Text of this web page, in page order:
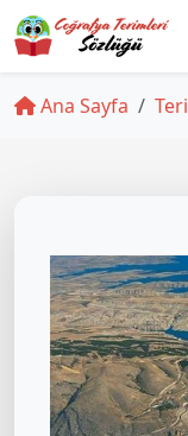
Ana Sayfa